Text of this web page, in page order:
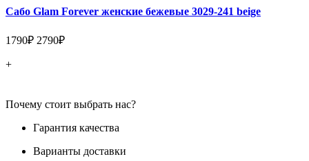
Сабо Glam Forever женские бежевые 3029-241 beige
1790₽ 2790₽
+
Почему стоит выбрать нас?
Гарантия качества
Варианты доставки